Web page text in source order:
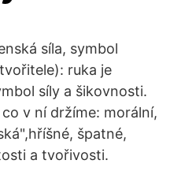
síla, symbol
ruka je
síly a šikovnosti.
v ní držíme: morální,
špatné,
a tvořivosti.